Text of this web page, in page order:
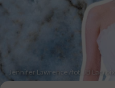
Jennifer Lawrence /fot. JB